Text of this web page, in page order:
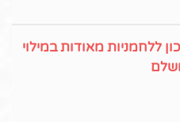
ללחמניות מאודות במילוי